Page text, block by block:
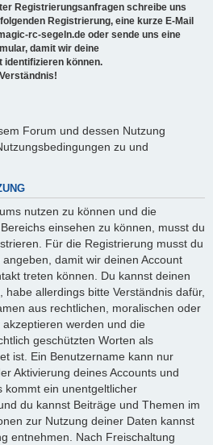
Registrierungsanfragen schreibe uns
Registrierung, eine kurze E-Mail
rc-segeln.de oder sende uns eine
damit wir deine
identifizieren können.
Forum und dessen Nutzung
zu und
nutzen zu können und die
einsehen zu können, musst du
Für die Registrierung musst du
damit wir deinen Account
treten können. Du kannst deinen
habe allerdings bitte Verständnis dafür,
aus rechtlichen, moralischen oder
werden und die
geschützten Worten als
ist. Ein Benutzername kann nur
Aktivierung deines Accounts und
kommt ein unentgeltlicher
du kannst Beiträge und Themen im
zur Nutzung deiner Daten kannst
entnehmen. Nach Freischaltung